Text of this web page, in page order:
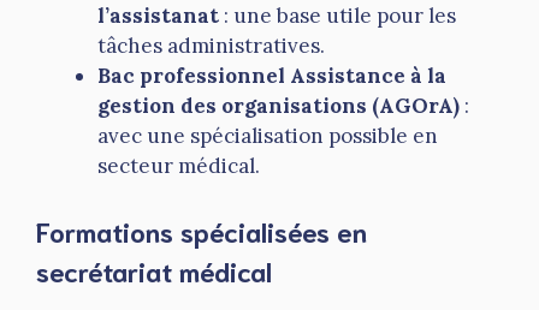
l’assistanat : une base utile pour les
tâches administratives.
Bac professionnel Assistance à la
gestion des organisations (AGOrA) :
avec une spécialisation possible en
secteur médical.
Formations spécialisées en
secrétariat médical